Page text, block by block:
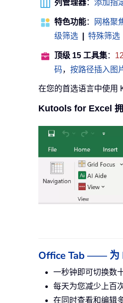
列管理器： 添加指
特色功能： 网格聚
级筛选
特殊筛选
顶级 15 工具集： 12
码， 按路径插入图
在您的首选语言中使用
Kutools for Excel 拥
Office Tab —— 为
一秒钟即可切换数
每天为您减少上百
在同时查看和编辑